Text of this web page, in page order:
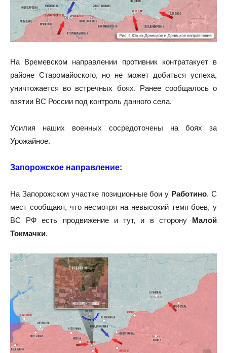
На Времевском направлении противник контратакует в
районе Старомайоского, но не может добиться успеха,
уничтожается во встречных боях. Ранее сообщалось о
взятии ВС России под контроль данного села.
Усилия наших военных сосредоточены на боях за
Урожайное.
Запорожское направление:
На Запорожском участке позиционные бои у Работино. С
мест сообщают, что несмотря на невысокий темп боев, у
ВС РФ есть продвижение и тут, и в сторону Малой
Токмачки.